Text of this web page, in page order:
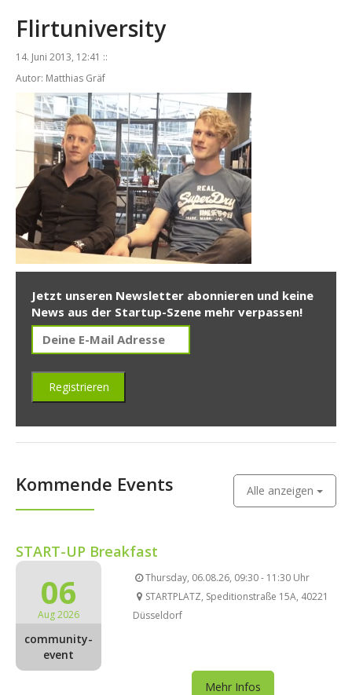
Flirtuniversity
14. Juni 2013, 12:41 ::
Autor: Matthias Gräf
Jetzt unseren Newsletter abonnieren und keine
News aus der Startup-Szene mehr verpassen!
Kommende Events Alle anzeigen
START-UP Breakfast
06
Aug 2026
community-
event
Thursday, 06.08.26, 09:30 - 11:30 Uhr
STARTPLATZ, Speditionstraße 15A, 40221
Düsseldorf
Mehr Infos